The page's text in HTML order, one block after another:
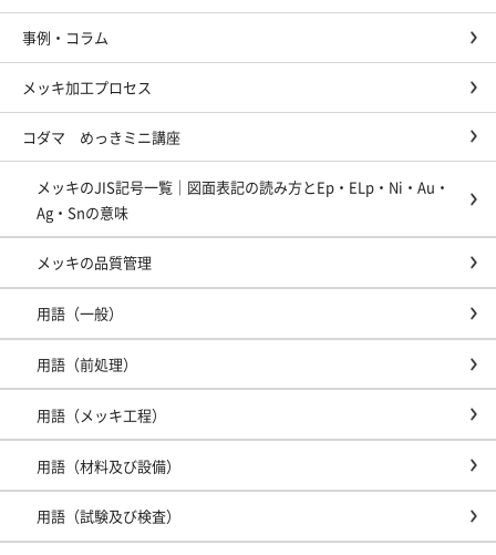
事例・コラム
メッキ加工プロセス
コダマ めっきミニ講座
メッキのJIS記号一覧｜図面表記の読み方とEp・ELp・Ni・Au・
Ag・Snの意味
メッキの品質管理
用語（一般）
用語（前処理）
用語（メッキ工程）
用語（材料及び設備）
用語（試験及び検査）